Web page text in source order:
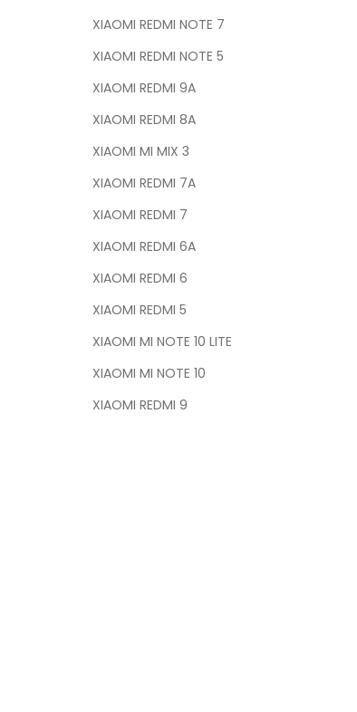
XIAOMI REDMI NOTE 7
XIAOMI REDMI NOTE 5
XIAOMI REDMI 9A
XIAOMI REDMI 8A
XIAOMI MI MIX 3
XIAOMI REDMI 7A
XIAOMI REDMI 7
XIAOMI REDMI 6A
XIAOMI REDMI 6
XIAOMI REDMI 5
XIAOMI MI NOTE 10 LITE
XIAOMI MI NOTE 10
XIAOMI REDMI 9